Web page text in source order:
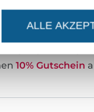
10% Gutschein
ALLE